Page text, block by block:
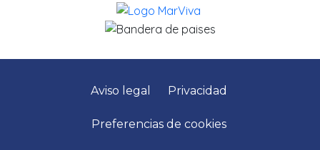
Aviso legal Privacidad
Preferencias de cookies